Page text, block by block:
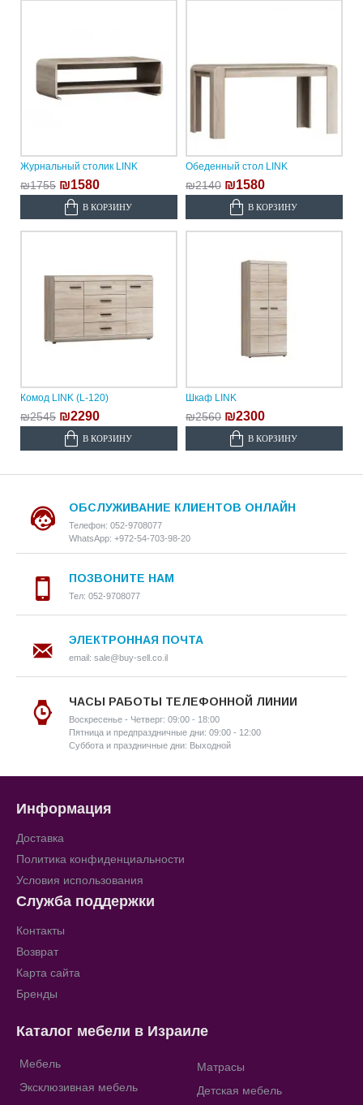
Журнальный столик LINK
₪1755 ₪1580
В КОРЗИНУ
Обеденный стол LINK
₪2140 ₪1580
В КОРЗИНУ
Комод LINK (L-120)
₪2545 ₪2290
В КОРЗИНУ
Шкаф LINK
₪2560 ₪2300
В КОРЗИНУ
ОБСЛУЖИВАНИЕ КЛИЕНТОВ ОНЛАЙН
Телефон: 052-9708077
WhatsApp: +972-54-703-98-20
ПОЗВОНИТЕ НАМ
Тел: 052-9708077
ЭЛЕКТРОННАЯ ПОЧТА
email: sale@buy-sell.co.il
ЧАСЫ РАБОТЫ ТЕЛЕФОННОЙ ЛИНИИ
Воскресенье - Четверг: 09:00 - 18:00
Пятница и предпраздничные дни: 09:00 - 12:00
Суббота и праздничные дни: Выходной
Информация
Доставка
Политика конфиденциальности
Условия использования
Служба поддержки
Контакты
Возврат
Карта сайта
Бренды
Каталог мебели в Израиле
Мебель
Эксклюзивная мебель
Матрасы
Детская мебель